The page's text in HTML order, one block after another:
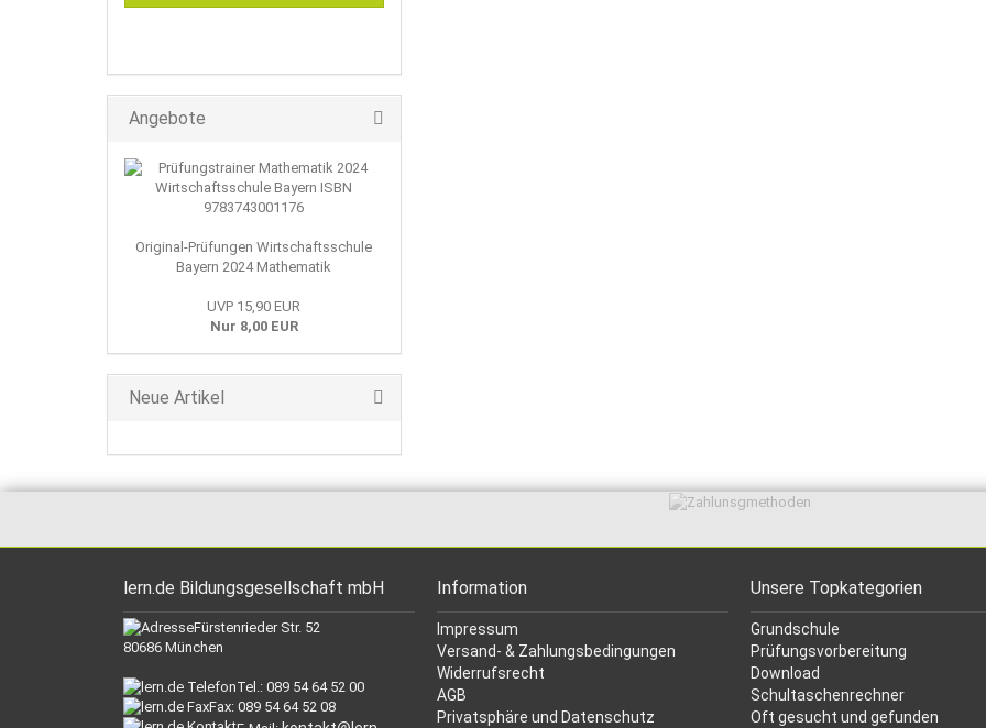
Angebote
Original-Prüfungen Wirtschaftsschule
Bayern 2024 Mathematik
UVP 15,90 EUR
Nur 8,00 EUR
Neue Artikel
lern.de Bildungsgesellschaft mbH
Fürstenrieder Str. 52
80686 München
Tel.: 089 54 64 52 00
Fax: 089 54 64 52 08
Information
Impressum
Versand- & Zahlungsbedingungen
Widerrufsrecht
AGB
Privatsphäre und Datenschutz
Unsere Topkategorien
Grundschule
Prüfungsvorbereitung
Download
Schultaschenrechner
Oft gesucht und gefunden